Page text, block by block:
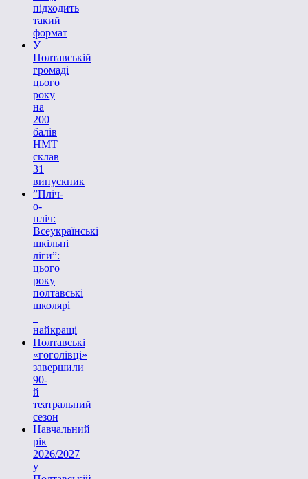
підходить
такий
формат
У
Полтавській
громаді
цього
року
на
200
балів
НМТ
склав
31
випускник
”Пліч-
о-
пліч:
Всеукраїнські
шкільні
ліги”:
цього
року
полтавські
школярі
–
найкращі
Полтавські
«гоголівці»
завершили
90-
й
театральний
сезон
Навчальний
рік
2026/2027
у